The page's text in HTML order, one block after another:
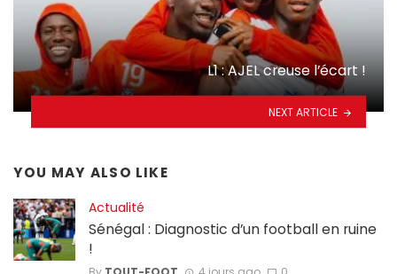
L1 : AJEL creuse l’écart !
NEXT ARTICLE
YOU MAY ALSO LIKE
Actualité
Sénégal : Diagnostic d’un football en ruine
!